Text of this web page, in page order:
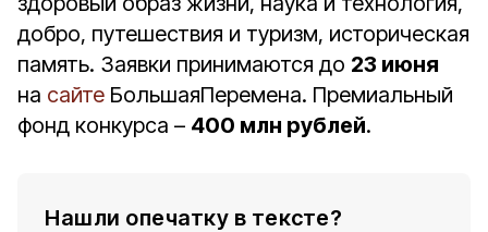
добро, путешествия и туризм, историческая
память. Заявки принимаются до 23 июня
на сайте БольшаяПеремена. Премиальный
фонд конкурса – 400 млн рублей.
Нашли опечатку в тексте?